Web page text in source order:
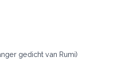
gedicht van Rumi)